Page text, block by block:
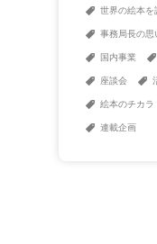
世界の絵本を
事務局長の思
国内事業
座談会
絵本のチカラ
連載企画